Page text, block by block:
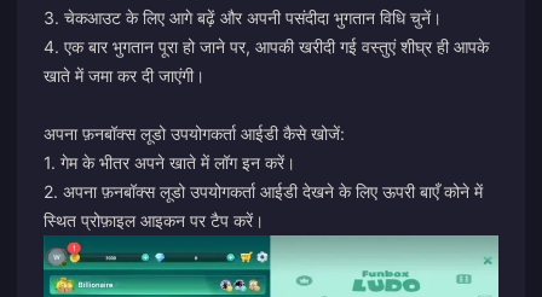
3. चेकआउट के लिए आगे बढ़ें और अपनी पसंदीदा भुगतान विधि चुनें।
4. एक बार भुगतान पूरा हो जाने पर, आपकी खरीदी गई वस्तुएं शीघ्र ही आपके
खाते में जमा कर दी जाएंगी।
अपना फ़नबॉक्स लूडो उपयोगकर्ता आईडी कैसे खोजें:
1. गेम के भीतर अपने खाते में लॉग इन करें।
2. अपना फ़नबॉक्स लूडो उपयोगकर्ता आईडी देखने के लिए ऊपरी बाएँ कोने में
स्थित प्रोफ़ाइल आइकन पर टैप करें।